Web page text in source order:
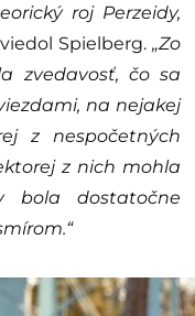
roj Perzeidy,
Spielberg. „Zo
zvedavosť, čo sa
na nejakej
z nespočetných
z nich mohla
bola dostatočne